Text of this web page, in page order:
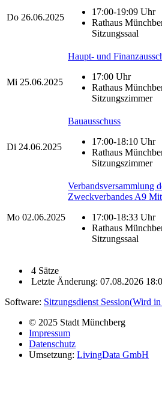
Do 26.06.2025
17:00-19:09 Uhr
Rathaus
Sitzungssaal
Mi 25.06.2025
Haupt- und
17:00 Uhr
Rathaus
Sitzungszimmer
Di 24.06.2025
Bauausschuss
17:00-18:10 Uhr
Rathaus
Sitzungszimmer
Mo 02.06.2025
Verbandsversammlung
Zweckverbandes A9
17:00-18:33 Uhr
Rathaus
Sitzungssaal
4 Sätze
Letzte Änderung: 07.08.2026
Software: Sitzungsdienst Session(Wird in
© 2025 Stadt Münchberg
Impressum
Datenschutz
Umsetzung: LivingData GmbH